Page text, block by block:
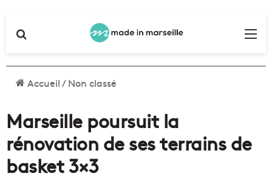
Accueil/Non classé
Marseille poursuit la
rénovation de ses terrains de
basket 3×3